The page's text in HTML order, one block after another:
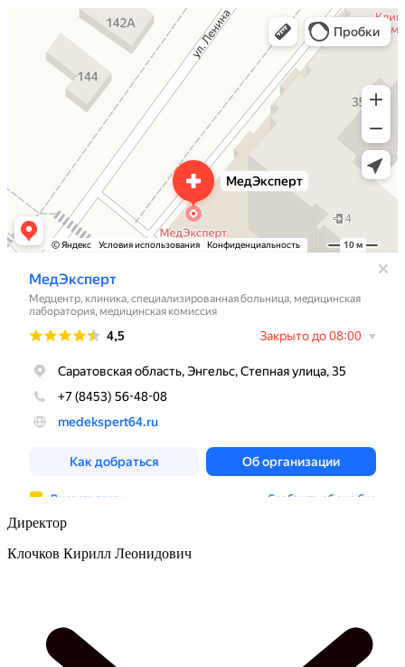
Медцентр, клиника в Энгельсе
Медицинская лаборатория в Энгельсе
Директор
Клочков Кирилл Леонидович